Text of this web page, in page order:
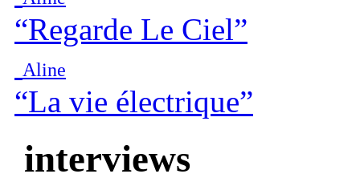
“Regarde Le Ciel”
Aline
“La vie électrique”
interviews